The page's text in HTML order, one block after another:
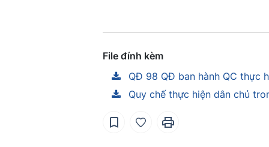
File đính kèm
QĐ 98 QĐ ban hành QC thực
Quy chế thực hiện dân chủ